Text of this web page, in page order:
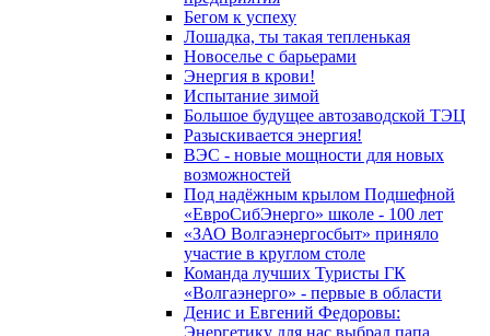
Бегом к успеху
Лошадка, ты такая тепленькая
Новоселье с барьерами
Энергия в крови!
Испытание зимой
Большое будущее автозаводской ТЭЦ
Разыскивается энергия!
ВЭС - новые мощности для новых
возможностей
Под надёжным крылом Подшефной
«ЕвроСибЭнерго» школе - 100 лет
«ЗАО Волгаэнергосбыт» приняло
участие в круглом столе
Команда лучших Туристы ГК
«Волгаэнерго» - первые в области
Денис и Евгений Федоровы: